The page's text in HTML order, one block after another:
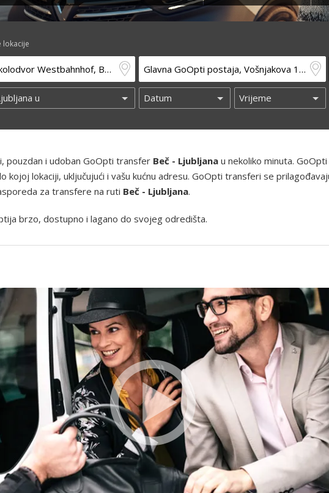
lokacije
pouzdan i udoban GoOpti transfer Beč - Ljubljana u nekoliko minuta.
kojoj lokaciji, uključujući i vašu kućnu adresu. GoOpti transferi se
za transfere na ruti Beč - Ljubljana.
brzo, dostupno i lagano do svojeg odredišta.